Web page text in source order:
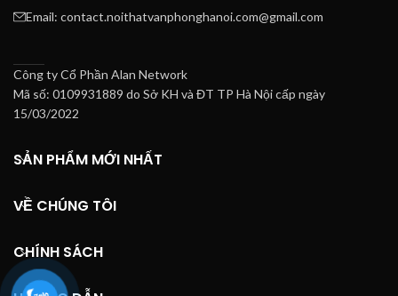
Email: contact.noithatvanphonghanoi.com@gmail.com
Công ty Cổ Phần Alan Network
Mã số: 0109931889 do Sở KH và ĐT TP Hà Nội cấp ngày
15/03/2022
SẢN PHẨM MỚI NHẤT
VỀ CHÚNG TÔI
CHÍNH SÁCH